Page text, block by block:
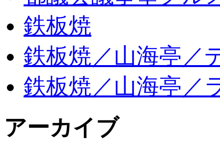
鉄板焼
鉄板焼／山海亭／
鉄板焼／山海亭／
アーカイブ